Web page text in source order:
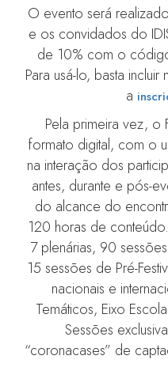
O evento será
e os convidados do
de 10% com o
Para usá-lo, basta
a
Pela primeira vez, o
formato digital, com o
na interação dos
antes, durante e pós-
do alcance do
120 horas de
7 plenárias, 90
15 sessões de Pré-
nacionais e
Temáticos, Eixo
Sessões
“coronacases” de